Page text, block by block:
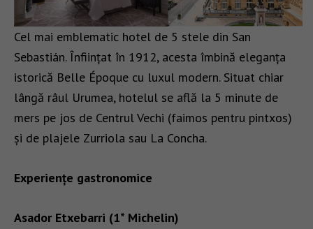
Cel mai emblematic hotel de 5 stele din San
Sebastián. Înființat în 1912, acesta îmbină eleganța
istorică Belle Époque cu luxul modern. Situat chiar
lângă râul Urumea, hotelul se află la 5 minute de
mers pe jos de Centrul Vechi (faimos pentru pintxos)
și de plajele Zurriola sau La Concha.
Experiențe gastronomice
Asador Etxebarri (1* Michelin)